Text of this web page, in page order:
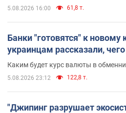
5.08.2026 16:00 61,8 т.
Банки "готовятся" к новому
украинцам рассказали,
Каким будет курс валюты в
5.08.2026 23:12 122,8 т.
"Джипинг разрушает